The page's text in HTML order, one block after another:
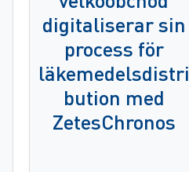
digitaliserar sin
process för
läkemedelsdistri
bution med
ZetesChronos